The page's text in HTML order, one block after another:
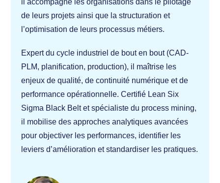
de leurs projets ainsi que la structuration et
l’optimisation de leurs processus métiers.
Expert du cycle industriel de bout en bout (CAD-
PLM, planification, production), il maîtrise les
enjeux de qualité, de continuité numérique et de
performance opérationnelle. Certifié Lean Six
Sigma Black Belt et spécialiste du process mining,
il mobilise des approches analytiques avancées
pour objectiver les performances, identifier les
leviers d’amélioration et standardiser les pratiques.